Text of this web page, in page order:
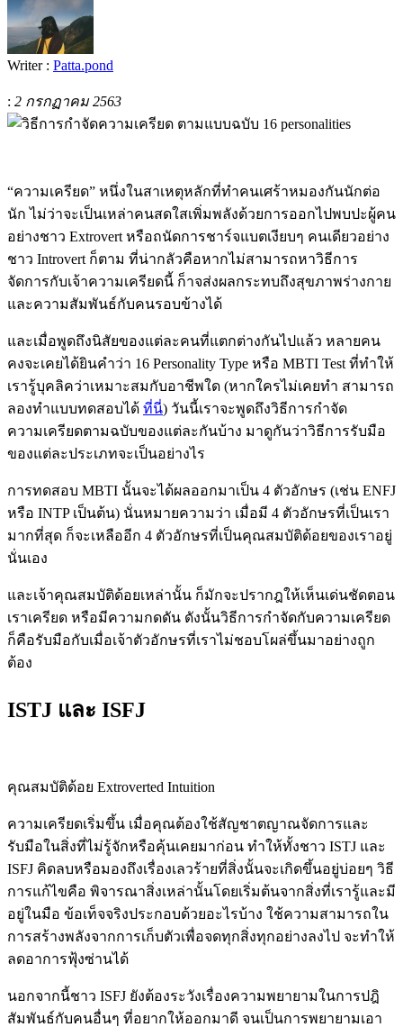
Writer : Patta.pond
: 2 กรกฏาคม 2563
“ความเครียด” หนึ่งในสาเหตุหลักที่ทำคนเศร้าหมองกันนักต่อ
นัก ไม่ว่าจะเป็นเหล่าคนสดใสเพิ่มพลังด้วยการออกไปพบปะผู้คน
อย่างชาว Extrovert หรือถนัดการชาร์จแบตเงียบๆ คนเดียวอย่าง
ชาว Introvert ก็ตาม ที่น่ากลัวคือหากไม่สามารถหาวิธีการ
จัดการกับเจ้าความเครียดนี้ ก็าจส่งผลกระทบถึงสุขภาพร่างกาย
และความสัมพันธ์กับคนรอบข้างได้
และเมื่อพูดถึงนิสัยของแต่ละคนที่แตกต่างกันไปแล้ว หลายคน
คงจะเคยได้ยินคำว่า 16 Personality Type หรือ MBTI Test ที่ทำให้
เรารู้บุคลิคว่าเหมาะสมกับอาชีพใด (หากใครไม่เคยทำ สามารถ
ลองทำแบบทดสอบได้ ที่นี่) วันนี้เราจะพูดถึงวิธีการกำจัด
ความเครียดตามฉบับของแต่ละกันบ้าง มาดูกันว่าวิธีการรับมือ
ของแต่ละประเภทจะเป็นอย่างไร
การทดสอบ MBTI นั้นจะได้ผลออกมาเป็น 4 ตัวอักษร (เช่น ENFJ
หรือ INTP เป็นต้น) นั่นหมายความว่า เมื่อมี 4 ตัวอักษรที่เป็นเรา
มากที่สุด ก็จะเหลืออีก 4 ตัวอักษรที่เป็นคุณสมบัติด้อยของเราอยู่
นั่นเอง
และเจ้าคุณสมบัติด้อยเหล่านั้น ก็มักจะปรากฎให้เห็นเด่นชัดตอน
เราเครียด หรือมีความกดดัน ดังนั้นวิธีการกำจัดกับความเครียด
ก็คือรับมือกับเมื่อเจ้าตัวอักษรที่เราไม่ชอบโผล่ขึ้นมาอย่างถูก
ต้อง
ISTJ และ ISFJ
คุณสมบัติด้อย Extroverted Intuition
ความเครียดเริ่มขึ้น เมื่อคุณต้องใช้สัญชาตญาณจัดการและ
รับมือในสิ่งที่ไม่รู้จักหรือคุ้นเคยมาก่อน ทำให้ทั้งชาว ISTJ และ
ISFJ คิดลบหรือมองถึงเรื่องเลวร้ายที่สิ่งนั้นจะเกิดขึ้นอยู่บ่อยๆ วิธี
การแก้ไขคือ พิจารณาสิ่งเหล่านั้นโดยเริ่มต้นจากสิ่งที่เรารู้และมี
อยู่ในมือ ข้อเท็จจริงประกอบด้วยอะไรบ้าง ใช้ความสามารถใน
การสร้างพลังจากการเก็บตัวเพื่อจดทุกสิ่งทุกอย่างลงไป จะทำให้
ลดอาการฟุ้งซ่านได้
นอกจากนี้ชาว ISFJ ยังต้องระวังเรื่องความพยายามในการปฎิ
สัมพันธ์กับคนอื่นๆ ที่อยากให้ออกมาดี จนเป็นการพยายามเอา